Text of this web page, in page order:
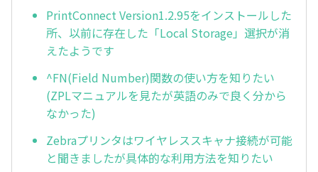
PrintConnect Version1.2.95をインストールした
所、以前に存在した「Local Storage」選択が消
えたようです
^FN(Field Number)関数の使い方を知りたい
(ZPLマニュアルを見たが英語のみで良く分から
なかった)
Zebraプリンタはワイヤレススキャナ接続が可能
と聞きましたが具体的な利用方法を知りたい